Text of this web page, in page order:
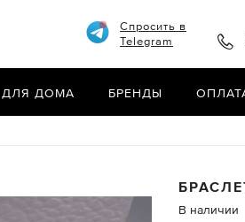
Спросить в
Telegram
ДЛЯ ДОМА БРЕНДЫ
В наличии